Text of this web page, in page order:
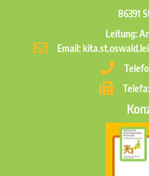
86391
Leitung:
Email: